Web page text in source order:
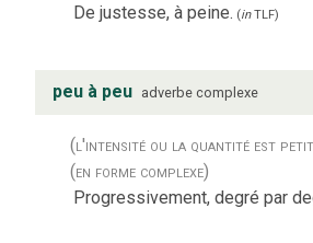
De justesse, à peine. (inTLF)
peu à peu adverbe complexe
(l'intensité ou la quantité est
(en forme complexe)
Progressivement, degré par